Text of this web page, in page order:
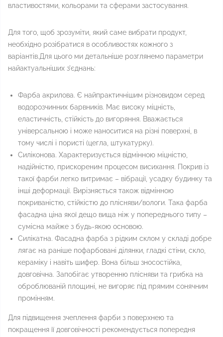
властивостями, кольорами та сферами застосування.
Для того, щоб зрозуміти, який саме вибрати продукт,
необхідно розібратися в особливостях кожного з
варіантів.Для цього ми детальніше розглянемо параметри
найактуальніших з'єднань:
Фарба акрилова. Є найпрактичнішим різновидом серед
водорозчинних барвників. Має високу міцність,
еластичність, стійкість до вигоряння. Вважається
універсальною і може наноситися на різні поверхні, в
тому числі і пористі (цегла, штукатурку).
Силіконова. Характеризується відмінною міцністю,
надійністю, прискореним процесом висихання. Покрив із
такої фарби легко витримає – вібрації, усадку будинку та
інші деформації. Вирізняється також відмінною
покриваністю, стійкістю до плісняви/вологи. Така фарба
фасадна ціна якої дещо вища ніж у попереднього типу –
сумісна майже з будь-якою основою.
Силікатна. Фасадна фарба з рідким склом у складі добре
лягає на раніше пофарбовані ділянки, гладкі стіни, скло,
кераміку і навіть шифер. Вона більш зносостійка,
довговічна. Запобігає утворенню плісняви ​​та грибка на
оброблюваній площині, не вигоряє під прямим сонячним
промінням.
Для підвищення зчеплення фарби з поверхнею та
покращення її довговічності рекомендується попередня